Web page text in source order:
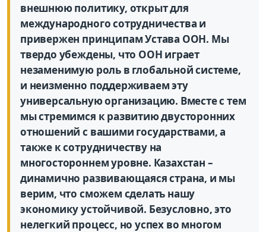
внешнюю политику, открыт для
международного сотрудничества и
привержен принципам Устава ООН. Мы
твердо убеждены, что ООН играет
незаменимую роль в глобальной системе,
и неизменно поддерживаем эту
универсальную организацию. Вместе с тем
мы стремимся к развитию двусторонних
отношений с вашими государствами, а
также к сотрудничеству на
многостороннем уровне. Казахстан –
динамично развивающаяся страна, и мы
верим, что сможем сделать нашу
экономику устойчивой. Безусловно, это
нелегкий процесс, но успех во многом